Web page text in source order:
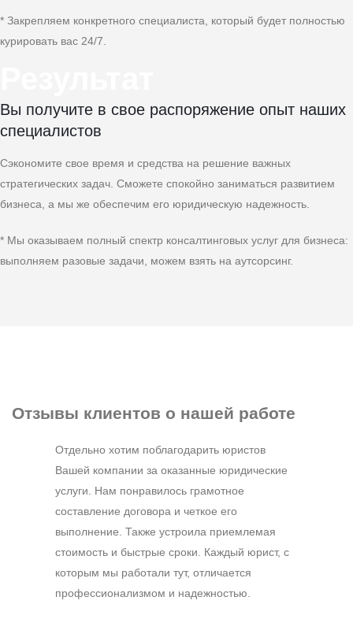
* Закрепляем конкретного специалиста, который будет полностью
курировать вас 24/7.
Вы получите в свое распоряжение опыт наших
специалистов
Сэкономите свое время и средства на решение важных
стратегических задач. Сможете спокойно заниматься развитием
бизнеса, а мы же обеспечим его юридическую надежность.
* Мы оказываем полный спектр консалтинговых услуг для бизнеса:
выполняем разовые задачи, можем взять на аутсорсинг.
Отзывы клиентов о нашей работе
Отдельно хотим поблагодарить юристов
Вашей компании за оказанные юридические
услуги. Нам понравилось грамотное
составление договора и четкое его
выполнение. Также устроила приемлемая
стоимость и быстрые сроки. Каждый юрист, с
которым мы работали тут, отличается
профессионализмом и надежностью.